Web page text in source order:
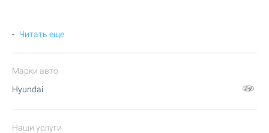
- Читать еще
Марки авто
Hyundai
Наши услуги